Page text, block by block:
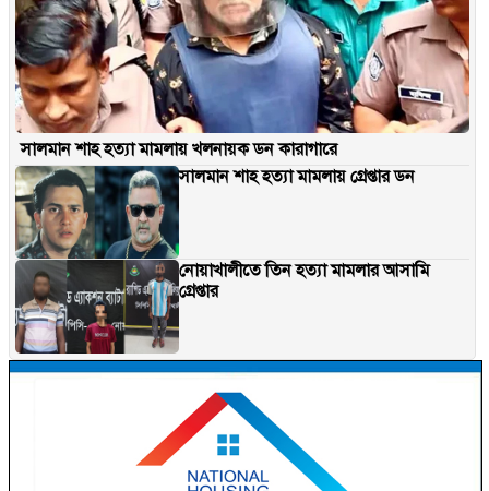
সালমান শাহ হত্যা মামলায় খলনায়ক ডন কারাগারে
সালমান শাহ হত্যা মামলায় গ্রেপ্তার ডন
নোয়াখালীতে তিন হত্যা মামলার আসামি
গ্রেপ্তার